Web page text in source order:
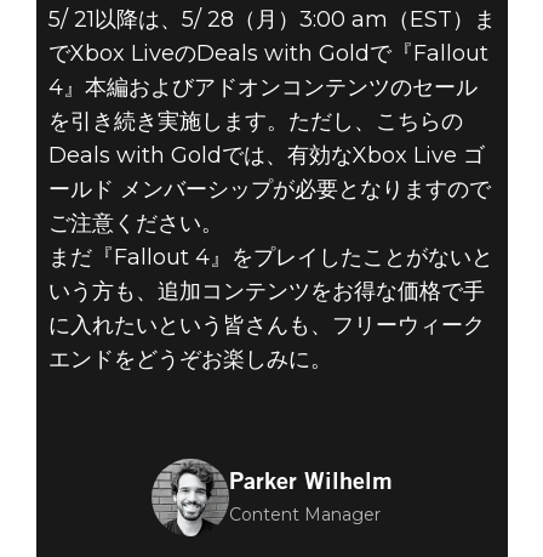
5/ 21以降は、5/ 28（月）3:00 am（EST）ま
でXbox LiveのDeals with Goldで『Fallout
4』本編およびアドオンコンテンツのセール
を引き続き実施します。ただし、こちらの
Deals with Goldでは、有効なXbox Live ゴ
ールド メンバーシップが必要となりますので
ご注意ください。
まだ『Fallout 4』をプレイしたことがないと
いう方も、追加コンテンツをお得な価格で手
に入れたいという皆さんも、フリーウィーク
エンドをどうぞお楽しみに。
Parker Wilhelm
Content Manager